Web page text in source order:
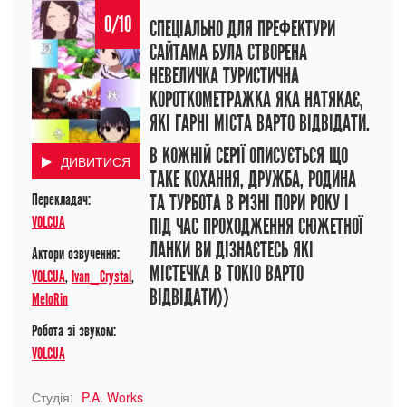
0/10
ДИВИТИСЯ
Перекладач:
VOLCUA
Актори озвучення:
VOLCUA,Ivan_Crystal,
MeloRin
Робота зі звуком:
VOLCUA
СПЕЦІАЛЬНО ДЛЯ ПРЕФЕКТУРИ
САЙТАМА БУЛА СТВОРЕНА
НЕВЕЛИЧКА ТУРИСТИЧНА
КОРОТКОМЕТРАЖКА ЯКА НАТЯКАЄ,
ЯКІ ГАРНІ МІСТА ВАРТО ВІДВІДАТИ.
В КОЖНІЙ СЕРІЇ ОПИСУЄТЬСЯ ЩО
ТАКЕ КОХАННЯ, ДРУЖБА, РОДИНА
ТА ТУРБОТА В РІЗНІ ПОРИ РОКУ І
ПІД ЧАС ПРОХОДЖЕННЯ СЮЖЕТНОЇ
ЛАНКИ ВИ ДІЗНАЄТЕСЬ ЯКІ
МІСТЕЧКА В ТОКІО ВАРТО
ВІДВІДАТИ))
Студія: P.A. Works